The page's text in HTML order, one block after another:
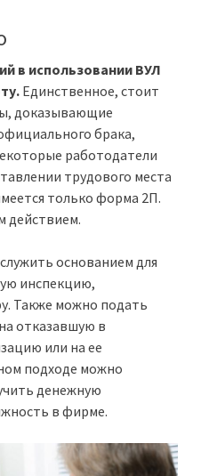
в использовании ВУЛ
Единственное, стоит
доказывающие
брака,
работодатели
трудового места
только форма 2П.
действием.
основанием для
инспекцию,
Также можно подать
отказавшую в
или на ее
подходе можно
денежную
в фирме.